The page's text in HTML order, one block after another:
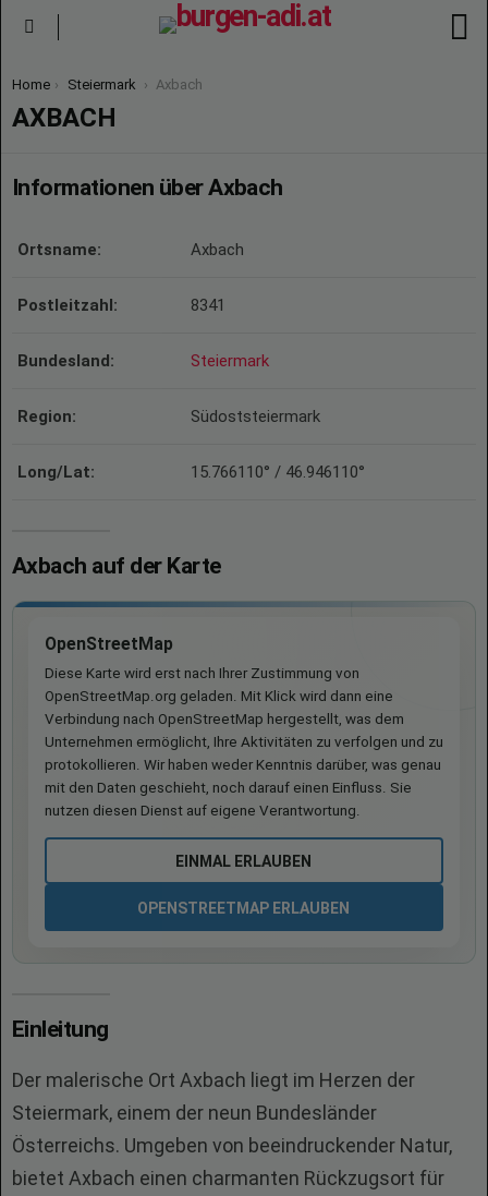
You are here:
Home Steiermark Axbach
AXBACH
Informationen über Axbach
Ortsname: Axbach
Postleitzahl: 8341
Bundesland: Steiermark
Region: Südoststeiermark
Long/Lat: 15.766110° / 46.946110°
Axbach auf der Karte
OpenStreetMap
Diese Karte wird erst nach Ihrer Zustimmung von
OpenStreetMap.org geladen. Mit Klick wird dann eine
Verbindung nach OpenStreetMap hergestellt, was dem
Unternehmen ermöglicht, Ihre Aktivitäten zu verfolgen und zu
protokollieren. Wir haben weder Kenntnis darüber, was genau
mit den Daten geschieht, noch darauf einen Einfluss. Sie
nutzen diesen Dienst auf eigene Verantwortung.
EINMAL ERLAUBEN
OPENSTREETMAP ERLAUBEN
Einleitung
Der malerische Ort Axbach liegt im Herzen der
Steiermark, einem der neun Bundesländer
Österreichs. Umgeben von beeindruckender Natur,
bietet Axbach einen charmanten Rückzugsort für